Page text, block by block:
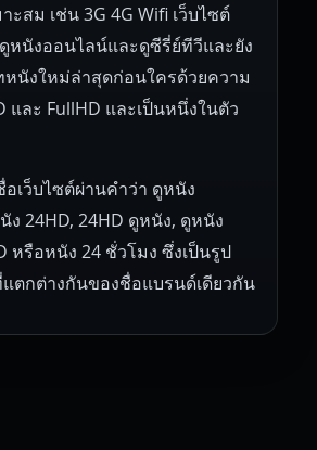
ะสม เช่น 3G 4G Wifi เว็บไซต์
ดูหนังออนไลน์และดูซีรี่ย์ทีวีและยัง
หนังใหม่ล่าสุดก่อนใครด้วยความ
และ FullHD และเป็นหนึ่งในตัว
เว็บไซต์ผ่านคำว่า ดูหนัง
ง 24HD, 24HD ดูหนัง, ดูหนัง
หรือหนัง 24 ชั่วโมง ซึ่งเป็นรูป
ตกต่างกันของชื่อแบรนด์เดียวกัน